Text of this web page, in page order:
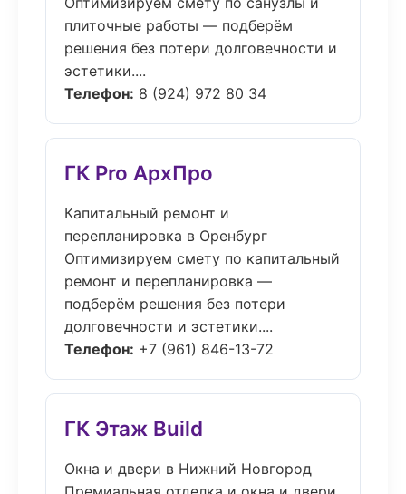
плиточные работы — подберём
решения без потери долговечности и
эстетики....
Телефон: 8 (924) 972 80 34
ГК Pro АрхПро
Капитальный ремонт и
перепланировка в Оренбург
Оптимизируем смету по капитальный
ремонт и перепланировка —
подберём решения без потери
долговечности и эстетики....
Телефон: +7 (961) 846-13-72
ГК Этаж Build
Окна и двери в Нижний Новгород